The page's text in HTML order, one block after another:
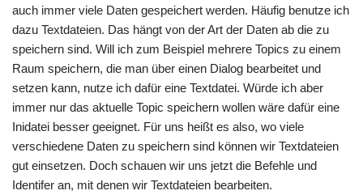
auch immer viele Daten gespeichert werden. Häufig benutze ich
dazu Textdateien. Das hängt von der Art der Daten ab die zu
speichern sind. Will ich zum Beispiel mehrere Topics zu einem
Raum speichern, die man über einen Dialog bearbeitet und
setzen kann, nutze ich dafür eine Textdatei. Würde ich aber
immer nur das aktuelle Topic speichern wollen wäre dafür eine
Inidatei besser geeignet. Für uns heißt es also, wo viele
verschiedene Daten zu speichern sind können wir Textdateien
gut einsetzen. Doch schauen wir uns jetzt die Befehle und
Identifer an, mit denen wir Textdateien bearbeiten.